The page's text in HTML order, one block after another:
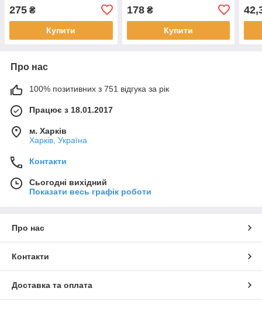
275 ₴
Купити
178₴
Купити
Про нас
100% позитивних з 751 відгука за рік
Працює з 18.01.2017
м. Харків
Харків, Україна
Контакти
Сьогодні вихідний
Показати весь графік роботи
Про нас
Контакти
Доставка та оплата